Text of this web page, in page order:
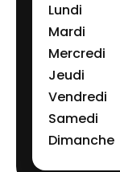
Lundi
Mardi
Mercredi
Jeudi
Vendredi
Samedi
Dimanche